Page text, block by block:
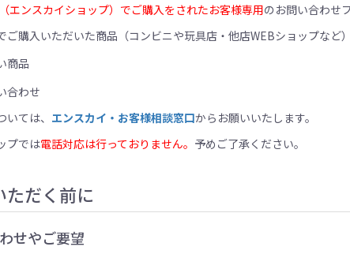
エンスカイショップ）でご購入をされたお客様専用のお問い合わせ
ご購入いただいた商品（コンビニや玩具店・他店WEBショップなど）
商品
合わせ
ては、 エンスカイ・お客様相談窓口からお願いいたします。
プでは電話対応は行っておりません。 予めご了承ください。
ただく前に
せやご要望